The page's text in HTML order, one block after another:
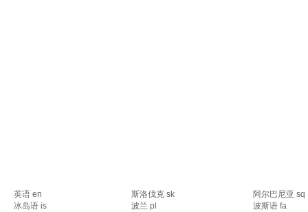
英语 en 斯洛伐克 sk
阿尔巴尼亚 sq
冰岛语 is
波兰 pl
波斯语 fa